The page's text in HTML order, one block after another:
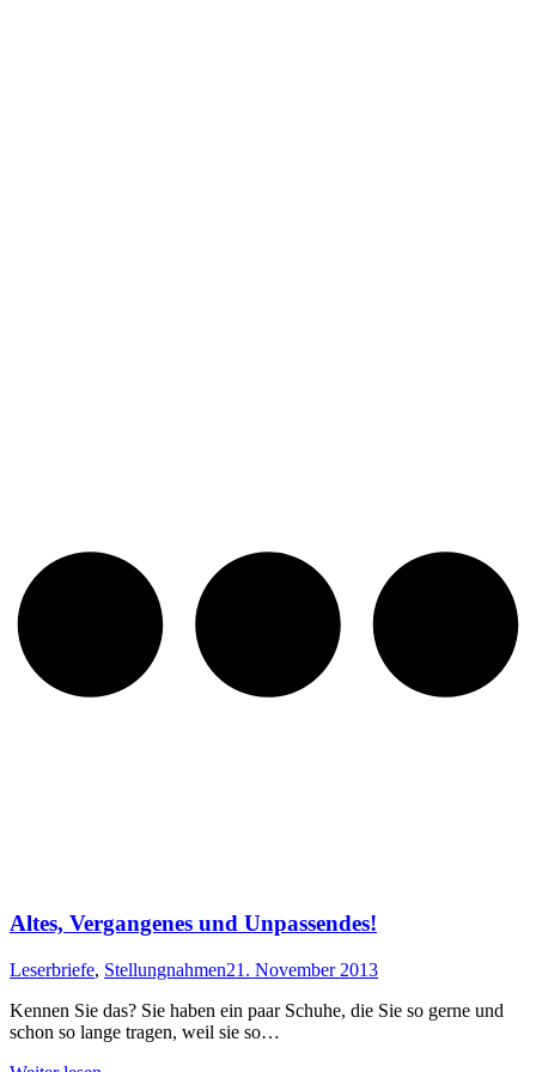
Altes, Vergangenes und Unpassendes!
Leserbriefe, Stellungnahmen21. November 2013
Kennen Sie das? Sie haben ein paar Schuhe, die Sie so gerne und
schon so lange tragen, weil sie so…